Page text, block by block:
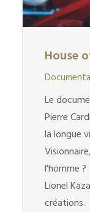
House
Le
Pierre
la longue
l'homme ?
Lionel
créations.